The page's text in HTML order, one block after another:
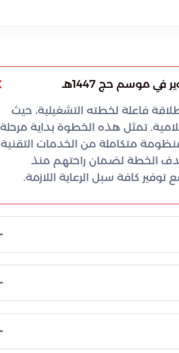
موسم حج 1447هـ
فاعلة لخطته التشغيلية، حيث
تمثل هذه الخطوة بداية مرحلة
المرحلة على منظومة متكاملة من الخدمات التقنية
الخطة لضمان راحتهم منذ
كافة سبل الرعاية اللازمة.
الأداء الميداني وضمان
خطة العمل على عدة ركائز
ذكية وكوادر بشرية مدربة
النهج الريادي للمملكة في رعاية